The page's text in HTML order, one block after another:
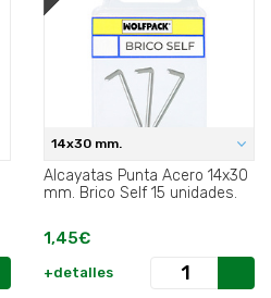
14x30 mm.
Alcayatas Punta Acero 14x30
mm. Brico Self 15 unidades.
1,45€
+detalles